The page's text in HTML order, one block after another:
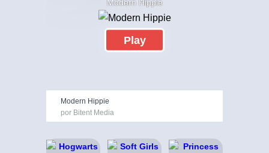
Modern Hippie
Play
Modern Hippie
por Bitent Media